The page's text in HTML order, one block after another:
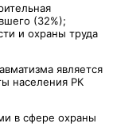
(32%);
и охраны труда
является
населения РК
в сфере охраны